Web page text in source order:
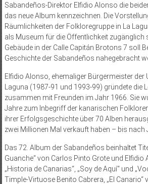
Sabandeños-Direktor Elfidio Alonso die
das neue Album kennzeichnen. Die
Räumlichkeiten der Folkloregruppe in La
als Museum für die Öffentlichkeit zugänglich
Gebäude in der Calle Capitán Brotons 7 soll
Geschichte der Sabandeños nahegebracht
Elfidio Alonso, ehemaliger Bürgermeister der
Laguna (1987-91 und 1993-99) gründete die
zusammen mit Freunden im Jahr 1966. Sie
Jahre zum Inbegriff der kanarischen
ihrer Erfolgsgeschichte über 70 Alben
zwei Millionen Mal verkauft haben – bis nach
Das 72. Album der Sabandeños beinhaltet
Guanche“ von Carlos Pinto Grote und Elfidio
„Historia de Canarias“, „Soy de Aquí“ und
Timple-Virtuose Benito Cabrera, „El Canario“